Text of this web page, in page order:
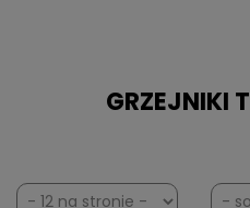
GRZEJNIKI